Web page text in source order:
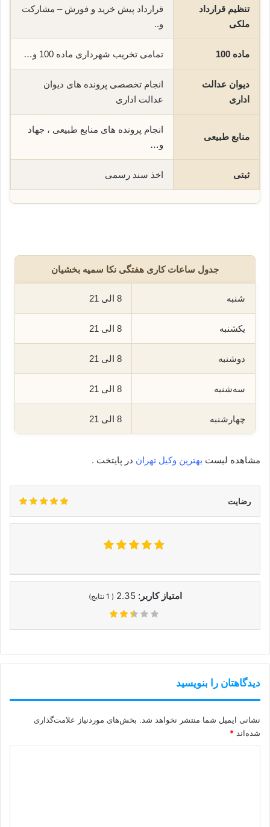
تنظیم قرارداد
ملکی
قرارداد پیش خرید و فورش – مشارکت
و..
ماده 100 تمامی تخریب شهرداری ماده 100 و…
دیوان عدالت
اداری
انجام تخصصی پرونده های دیوان
عدالت اداری
منابع طبیعی
انجام پرونده های منابع طبیعی ، جهاد
و…
ثبتی اخذ سند رسمی
جدول ساعات کاری هفتگی نکا سمیه بخشیان
شنبه 8 الی 21
یکشنبه 8 الی 21
دوشنبه 8 الی 21
سه‌شنبه 8 الی 21
چهارشنبه 8 الی 21
مشاهده لیست بهترین وکیل تهران در پایتخت .
رضایت
امتیاز کاربر: 2.35
(
1 نتایج)
دیدگاهتان را بنویسید
نشانی ایمیل شما منتشر نخواهد شد. بخش‌های موردنیاز علامت‌گذاری
شده‌اند *